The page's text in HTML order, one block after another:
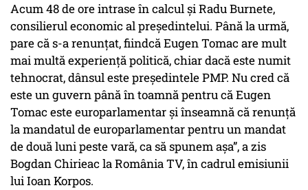
Acum 48 de ore intrase în calcul și Radu Burnete,
consilierul economic al președintelui. Până la urmă,
pare că s-a renunțat, fiindcă Eugen Tomac are mult
mai multă experiență politică, chiar dacă este numit
tehnocrat, dânsul este președintele PMP. Nu cred că
este un guvern până în toamnă pentru că Eugen
Tomac este europarlamentar și înseamnă că renunță
la mandatul de europarlamentar pentru un mandat
de două luni peste vară, ca să spunem așa”, a zis
Bogdan Chirieac la România TV, în cadrul emisiunii
lui Ioan Korpos.